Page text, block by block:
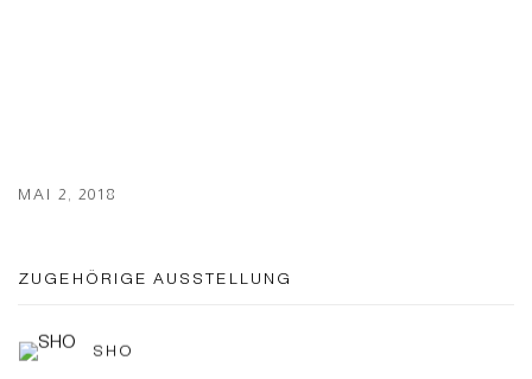
MAI 2, 2018
ZUGEHÖRIGE AUSSTELLUNG
SHO